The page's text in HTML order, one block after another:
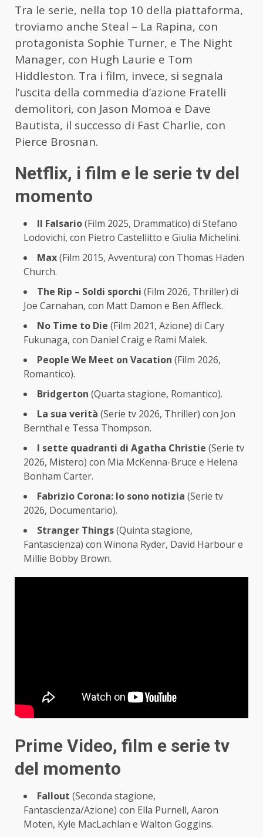
Tra le serie, nella top 10 della piattaforma,
troviamo anche Steal – La Rapina, con
protagonista Sophie Turner, e The Night
Manager, con Hugh Laurie e Tom
Hiddleston. Tra i film, invece, si segnala
l’uscita della commedia d’azione Fratelli
demolitori, con Jason Momoa e Dave
Bautista, il successo di Fast Charlie, con
Pierce Brosnan.
Netflix, i film e le serie tv del
momento
Il Falsario(Film 2025, Drammatico) di Stefano
Lodovichi, con Pietro Castellitto e Giulia Michelini.
Max(Film 2015, Avventura) con Thomas Haden
Church.
The Rip – Soldi sporchi (Film 2026, Thriller) di
Joe Carnahan, con Matt Damon e Ben Affleck.
No Time to Die (Film 2021, Azione) di Cary
Fukunaga, con Daniel Craig e Rami Malek.
People We Meet on Vacation (Film 2026,
Romantico).
Bridgerton (Quarta stagione, Romantico).
La sua verità (Serie tv 2026, Thriller) con Jon
Bernthal e Tessa Thompson.
I sette quadranti di Agatha Christie (Serie tv
2026, Mistero) con Mia McKenna-Bruce e Helena
Bonham Carter.
Fabrizio Corona: Io sono notizia (Serie tv
2026, Documentario).
Stranger Things(Quinta stagione,
Fantascienza) con Winona Ryder, David Harbour e
Millie Bobby Brown.
Prime Video, film e serie tv
del momento
Fallout (Seconda stagione,
Fantascienza/Azione) con Ella Purnell, Aaron
Moten, Kyle MacLachlan e Walton Goggins.